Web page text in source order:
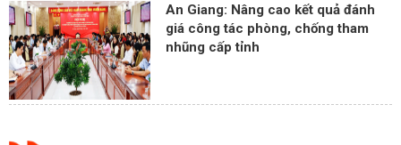
An Giang: Nâng cao kết quả đánh
giá công tác phòng, chống tham
nhũng cấp tỉnh